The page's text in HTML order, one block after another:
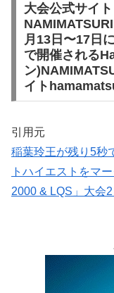
大会公式サイ
月13日〜17日
で開催される
ン
イト
引用元
稲葉玲王が残り5秒
トハイエストをマ
2000 & LQS」大会2